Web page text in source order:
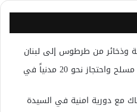
وذخائر من طرطوس إلى لبنان
القبض على مطلوب بعد اشتباك مسلح واحتجاز نحو 20 مدنياً في
مع دورية امنية في السيدة